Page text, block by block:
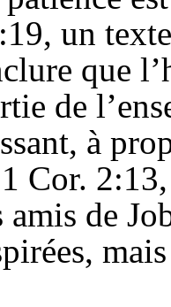
un
que
de
à
Cor.
amis de